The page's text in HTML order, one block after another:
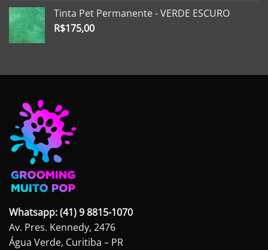
Tinta Pet Permanente - VERDE ESCURO
R$175,00
Whatsapp: (41) 9 8815-1070
Av. Pres. Kennedy, 2476
Água Verde, Curitiba – PR